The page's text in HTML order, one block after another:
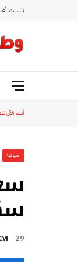
السبت,
أنت الآن
حياتنا
29 مايو، 2021